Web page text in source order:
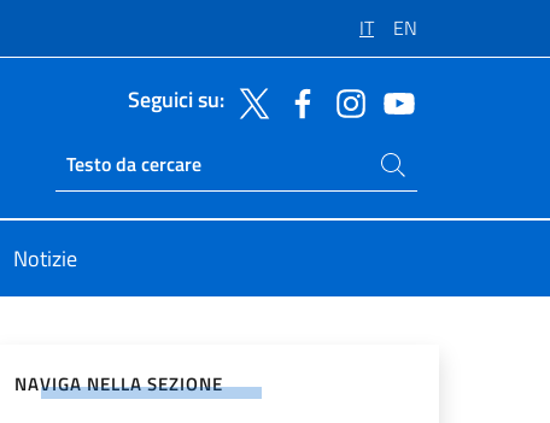
IT EN
Seguici su:
Ricerca sito live
Cerca nel sito
Notizie
NAVIGA NELLA SEZIONE